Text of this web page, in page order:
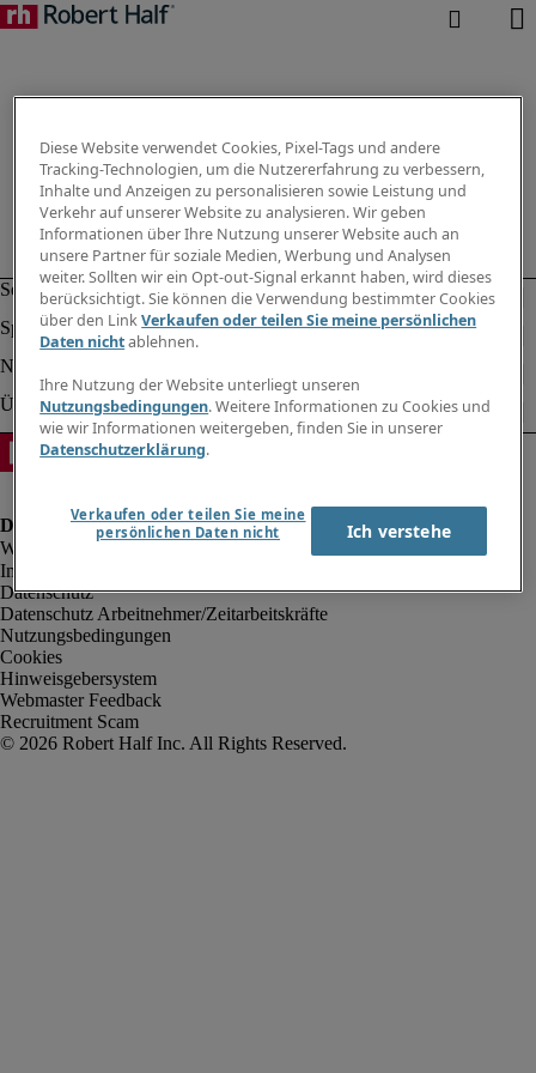
Impressum
Datenschutz
Datenschutz Arbeitnehmer/Zeitarbeitskräfte
Nutzungsbedingungen
Cookies
Hinweisgebersystem
Webmaster Feedback
Recruitment Scam
Diese Website verwendet Cookies, Pixel-Tags und andere
Tracking-Technologien, um die Nutzererfahrung zu verbessern,
Inhalte und Anzeigen zu personalisieren sowie Leistung und
Verkehr auf unserer Website zu analysieren. Wir geben
Informationen über Ihre Nutzung unserer Website auch an
unsere Partner für soziale Medien, Werbung und Analysen
weiter. Sollten wir ein Opt-out-Signal erkannt haben, wird dieses
berücksichtigt. Sie können die Verwendung bestimmter Cookies
über den LinkVerkaufen oder teilen Sie meine persönlichen
Daten nichtablehnen.
Ihre Nutzung der Website unterliegt unseren
Nutzungsbedingungen. Weitere Informationen zu Cookies und
wie wir Informationen weitergeben, finden Sie in unserer
Datenschutzerklärung.
Verkaufen oder teilen Sie meine
persönlichen Daten nicht
Ich verstehe